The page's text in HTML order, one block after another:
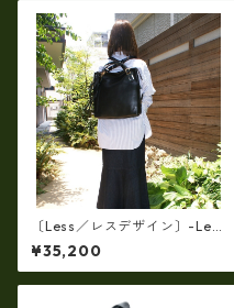
〔Less／レスデザイン〕-Les
s タンニンをたっぷり浸透させ
た厚口のホースレザー馬革ト
ートリュック3way LMSB-00
¥35,200